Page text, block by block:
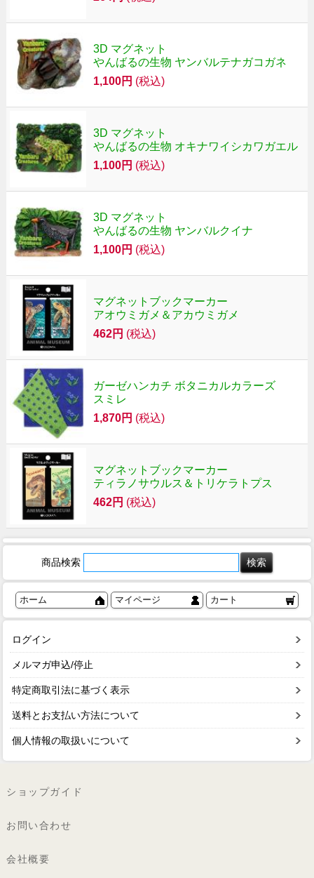
3D マグネット
やんばるの生物 ヤンバルテナガコガネ
1,100円 (税込)
3D マグネット
やんばるの生物 オキナワイシカワガエル
1,100円 (税込)
3D マグネット
やんばるの生物 ヤンバルクイナ
1,100円 (税込)
マグネットブックマーカー
アオウミガメ＆アカウミガメ
462円 (税込)
ガーゼハンカチ ボタニカルカラーズ
スミレ
1,870円 (税込)
マグネットブックマーカー
ティラノサウルス＆トリケラトプス
462円 (税込)
商品検索
ホーム マイページ カート
ログイン
メルマガ申込/停止
特定商取引法に基づく表示
送料とお支払い方法について
個人情報の取扱いについて
ショップガイド
お問い合わせ
会社概要